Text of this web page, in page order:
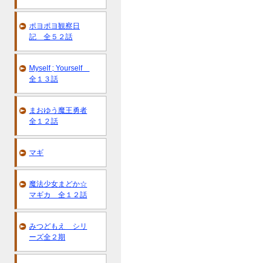
ポヨポヨ観察日
記 全５２話
Myself ; Yourself
全１３話
まおゆう魔王勇者
全１２話
マギ
魔法少女まどか☆
マギカ 全１２話
みつどもえ シリ
ーズ全２期